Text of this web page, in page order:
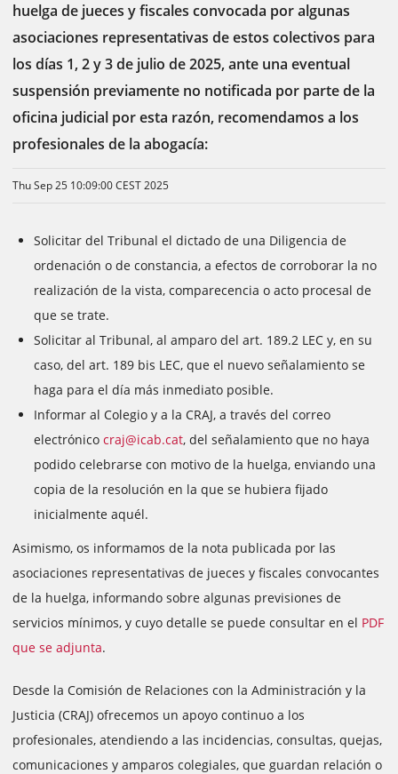
huelga de jueces y fiscales convocada por algunas
asociaciones representativas de estos colectivos para
los días 1, 2 y 3 de julio de 2025, ante una eventual
suspensión previamente no notificada por parte de la
oficina judicial por esta razón, recomendamos a los
profesionales de la abogacía:
Thu Sep 25 10:09:00 CEST 2025
Solicitar del Tribunal el dictado de una Diligencia de
ordenación o de constancia, a efectos de corroborar la no
realización de la vista, comparecencia o acto procesal de
que se trate.
Solicitar al Tribunal, al amparo del art. 189.2 LEC y, en su
caso, del art. 189 bis LEC, que el nuevo señalamiento se
haga para el día más inmediato posible.
Informar al Colegio y a la CRAJ, a través del correo
electrónico craj@icab.cat, del señalamiento que no haya
podido celebrarse con motivo de la huelga, enviando una
copia de la resolución en la que se hubiera fijado
inicialmente aquél.
Asimismo, os informamos de la nota publicada por las
asociaciones representativas de jueces y fiscales convocantes
de la huelga, informando sobre algunas previsiones de
servicios mínimos, y cuyo detalle se puede consultar en el PDF
que se adjunta.
Desde la Comisión de Relaciones con la Administración y la
Justicia (CRAJ) ofrecemos un apoyo continuo a los
profesionales, atendiendo a las incidencias, consultas, quejas,
comunicaciones y amparos colegiales, que guardan relación o